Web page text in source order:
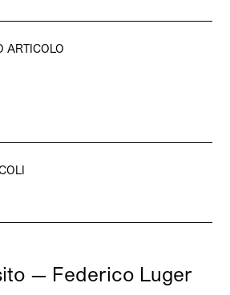
ARTICOLO
— Federico Luger